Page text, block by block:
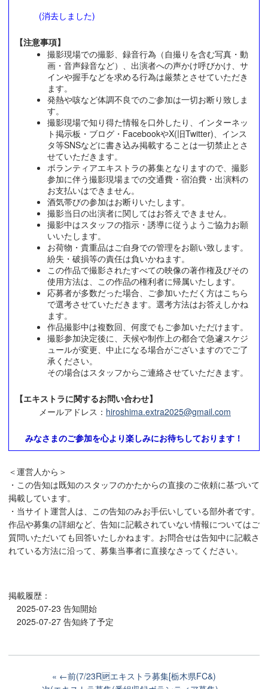
(消去しました)
【注意事項】
撮影現場での撮影、録音行為（自撮りを含む写真・動
画・音声録音など）、出演者への声かけ呼びかけ、サ
インや握手などを求める行為は厳禁とさせていただき
ます。
発熱や咳など体調不良でのご参加は一切お断り致しま
す。
撮影現場で知り得た情報を口外したり、インターネッ
ト掲示板・ブログ・FacebookやX(旧Twitter)、インス
タ等SNSなどに書き込み掲載することは一切禁止とさ
せていただきます。
ボランティアエキストラの募集となりますので、撮影
参加に伴う撮影現場までの交通費・宿泊費・出演料の
お支払いはできません。
酒気帯びの参加はお断りいたします。
撮影当日の出演者に関してはお答えできません。
撮影中はスタッフの指示・誘導に従うようご協力お願
いいたします。
お荷物・貴重品はご自身での管理をお願い致します。
紛失・破損等の責任は負いかねます。
この作品で撮影されたすべての映像の著作権及びその
使用方法は、この作品の権利者に帰属いたします。
応募者が多数だった場合、ご参加いただく方はこちら
で選考させていただきます。選考方法はお答えしかね
ます。
作品撮影中は複数回、何度でもご参加いただけます。
撮影参加決定後に、天候や制作上の都合で急遽スケジ
ュールが変更、中止になる場合がございますのでご了
承ください。
その場合はスタッフからご連絡させていただきます。
【エキストラに関するお問い合わせ】
メールアドレス： hiroshima.extra2025@gmail.com
みなさまのご参加を心より楽しみにお待ちしております！
＜運営人から＞
・この告知は既知のスタッフのかたからの直接のご依頼に基づいて
掲載しています。
・当サイト運営人は、この告知のみお手伝いしている部外者です。
作品や募集の詳細など、告知に記載されていない情報についてはご
質問いただいても回答いたしかねます。お問合せは告知中に記載さ
れている方法に沿って、募集当事者に直接なさってください。
掲載履歴：
2025-07-23 告知開始
2025-07-27 告知終了予定
←前(7/23R🆙エキストラ募集[栃木県FC&)